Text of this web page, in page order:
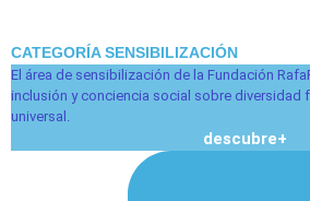
CATEGORÍA SENSIBILIZACIÓN
El área de sensibilización de la Fundación
inclusión y conciencia social sobre diversidad
universal.
descubre+